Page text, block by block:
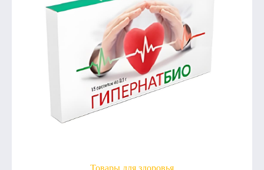
Товары для здоровья